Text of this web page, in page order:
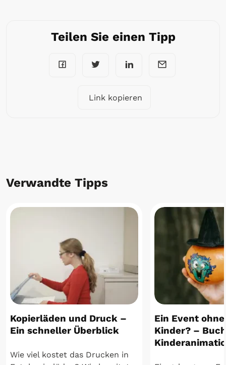
Teilen Sie einen Tipp
Link kopieren
Verwandte Tipps
Kopierläden und Druck –
Ein schneller Überblick
Wie viel kostet das Drucken in
Ein Event
Kinder? –